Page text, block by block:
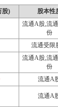
股) 股本性
流通A股,流
份
流通受限
流通A股,流
份
流通A
流通A